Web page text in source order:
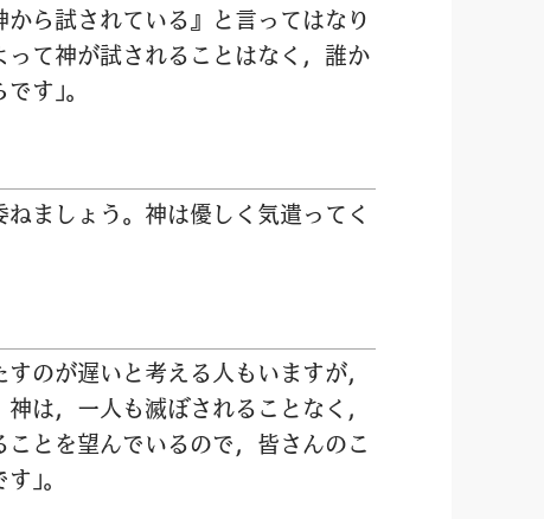
から試されている』と言ってはなり
って神が試されることはなく， 誰か
す」。
ねましょう。 神は優しく 気遣ってく
すのが遅いと考える人もいますが，
神は， 一人も滅ぼされることなく，
ことを望んでいるので， 皆さんのこ
」。